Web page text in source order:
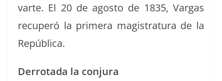
varte. El 20 de agos­to de 1835, Var­gas
recu­peró la primera mag­i­s­tratu­ra de la
República.
Der­ro­ta­da la conjura